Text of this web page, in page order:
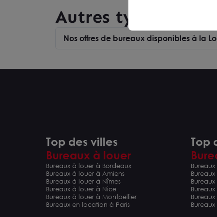
Autres type de
Nos offres de bureaux disponibles à la
Top des villes
Bureaux à louer
Bureaux à louer à Bordeaux
Bureaux à louer à Amiens
Bureaux à louer à Nîmes
Bureaux à louer à Nice
Bureaux à louer à Montpellier
Bureaux en location à Paris
Top